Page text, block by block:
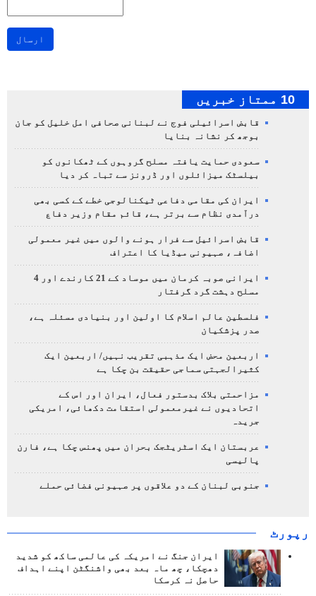
ارسال
10 ممتاز خبریں
قابض اسرائیلی فوج نے لبنانی صحافی امل خلیل کو جان
بوجھ کر نشانہ بنایا
سعودی حمایت یافتہ مسلح گروہوں کے ٹھکانوں کو
بیلسٹک میزائلوں اور ڈرونز سے تباہ کر دیا
ایران کی مقامی دفاعی ٹیکنالوجی خطے کے کسی بھی
درآمدی نظام سے برتر ہے، قائم مقام وزیر دفاع
قابض اسرائیل سے فرار ہونے والوں میں غیر معمولی
اضافہ، صہیونی میڈیا کا اعتراف
ایرانی صوبہ کرمان میں موساد کے 21 کارندے اور 4
مسلح دہشت گرد گرفتار
فلسطین عالم اسلام کا اولین اور بنیادی مسئلہ ہے،
صدر پزشکیان
اربعین محض ایک مذہبی تقریب نہیں/ اربعین ایک
کثیرالجہتی سماجی حقیقت بن چکا ہے
مزاحمتی بلاک بدستور فعال، ایران اور اس کے
اتحادیوں نے غیرمعمولی استقامت دکھائی، امریکی
جریدہ
عربستان ایک اسٹریٹجک بحران میں پھنس چکا ہے، فارن
پالیسی
جنوبی لبنان کے دو علاقوں پر صہیونی فضائی حملے
رپورٹ
ایران جنگ نے امریکہ کی عالمی ساکھ کو شدید
دھچکا، چھ ماہ بعد بھی واشنگٹن اپنے اہداف
حاصل نہ کرسکا